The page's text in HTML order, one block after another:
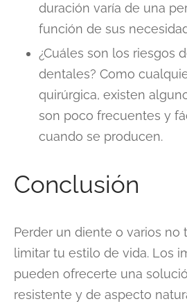
duración varía de una
función de sus
¿Cuáles son los riesgos
dentales? Como
quirúrgica, existen
son poco frecuentes y
cuando se producen.
Conclusión
Perder un diente o varios no
limitar tu estilo de vida. Los
pueden ofrecerte una
resistente y de aspecto